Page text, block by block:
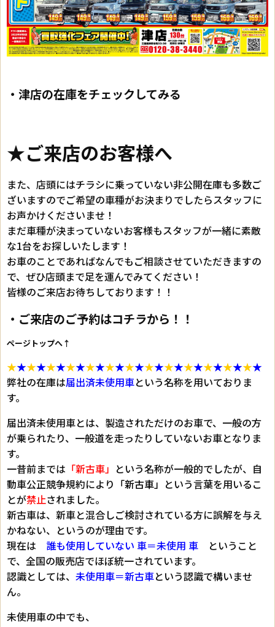
・津店の在庫をチェックしてみる
★ご来店のお客様へ
また、店頭にはチラシに乗っていない非公開在庫も多数ご
ざいますのでご希望の車種がお決まりでしたらスタッフに
お声かけくださいませ！
まだ車種が決まっていないお客様もスタッフが一緒に素敵
な1台をお探しいたします！
お車のことであればなんでもご相談させていただきますの
で、ぜひ店頭まで足を運んでみてください！
皆様のご来店お待ちしております！！
・ご来店のご予約はコチラから！！
ページトップへ↑
★★★★★★★★★★★★★★★★★★★★★★★★★★
弊社の在庫は届出済未使用車という名称を用いておりま
す。
届出済未使用車とは、製造されただけのお車で、一般の方
が乗られたり、一般道を走ったりしていないお車となりま
す。
一昔前までは 「新古車」 という名称が一般的でしたが、自
動車公正競争規約により 「新古車」 という言葉を用いるこ
とが禁止されました。
新古車は、新車と混合しご検討されている方に誤解を与え
かねない、というのが理由です。
現在は 誰も使用していない 車＝未使用 車 ということ
で、全国の販売店でほぼ統一されています。
認識としては、 未使用車＝新古車という認識で構いませ
ん。
未使用車の中でも、